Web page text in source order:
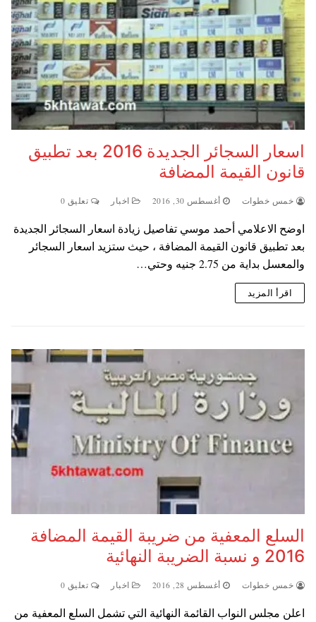
اسعار السجائر الجديدة 2016 بعد تطبيق
قانون القيمة المضافة
خمس خطوات أغسطس 30, 2016 اخبار تعليق 0
اوضح الاعلامي أحمد موسي تفاصيل زيادة اسعار السجائر الجديدة
بعد تطبيق قانون القيمة المضافة ، حيث ستزيد اسعار السجائر
والمعسل بداية من 2.75 جنيه وحتي…
اقرأ المزيد
السلع المعفية من ضريبة القيمة المضافة
2016 و نسبة الضريبة النهائية
خمس خطوات أغسطس 28, 2016 اخبار تعليق 0
اعلن مجلس النواب القائمة النهائية التي تشمل السلع المعفية من